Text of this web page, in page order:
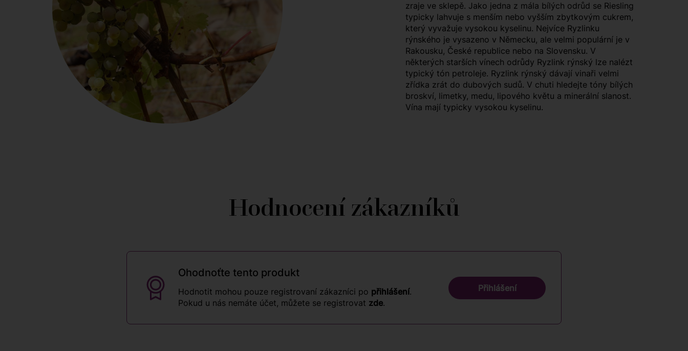
zraje ve sklepě. Jako jedna z mála bílých odrůd se Riesling
typicky lahvuje s menším nebo vyšším zbytkovým cukrem,
který vyvažuje vysokou kyselinu. Nejvíce Ryzlinku
rýnského je vysazeno v Německu, ale velmi populární je v
Rakousku, České republice nebo na Slovensku. V
některých starších vínech odrůdy Ryzlink rýnský lze nalézt
typický tón petroleje. Ryzlink rýnský dávají vinaři velmi
zřídka zrát do dubových sudů. V chuti hledejte tóny bílých
broskví, limetky, medu, lipového květu a minerální slanost.
Vína mají typicky vysokou kyselinu.
Hodnocení zákazníků
Ohodnoťte tento produkt
Hodnotit mohou pouze registrovaní zákazníci po přihlášení.
Pokud u nás nemáte účet, můžete se registrovat zde.
Přihlášení